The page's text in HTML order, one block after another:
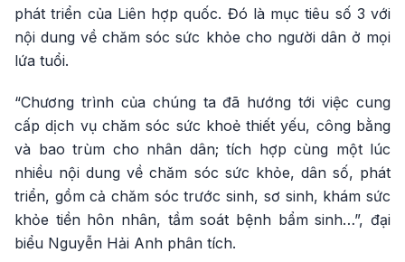
phát triển của Liên hợp quốc. Đó là mục tiêu số 3 với
nội dung về chăm sóc sức khỏe cho người dân ở mọi
lứa tuổi.
“Chương trình của chúng ta đã hướng tới việc cung
cấp dịch vụ chăm sóc sức khoẻ thiết yếu, công bằng
và bao trùm cho nhân dân; tích hợp cùng một lúc
nhiều nội dung về chăm sóc sức khỏe, dân số, phát
triển, gồm cả chăm sóc trước sinh, sơ sinh, khám sức
khỏe tiền hôn nhân, tầm soát bệnh bẩm sinh…”, đại
biểu Nguyễn Hải Anh phân tích.